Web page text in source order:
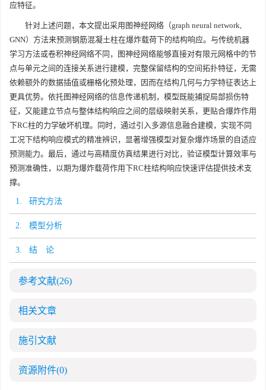
应特征。
针对上述问题，本文提出采用图神经网络（graph neural network,
GNN）方法来预测钢筋混凝土柱在爆炸载荷下的结构响应。与传统机器
学习方法或卷积神经网络不同，图神经网络能够直接对有限元网格中的节
点与单元之间的连接关系进行建模，完整保留结构的空间拓扑特征，无需
依赖额外的数据插值或栅格化预处理，因而在结构几何与力学特征表达上
更具优势。依托图神经网络的信息传递机制，模型既能捕捉局部损伤特
征，又能建立节点与整体结构响应之间的层级映射关系，更贴合爆炸作用
下RC柱的力学破坏机理。同时，通过引入多源信息融合建模，实现不同
工况下结构响应模式的精准辨识，显著增强模型对复杂爆炸场景的自适应
预测能力。最后，通过与高精度仿真结果进行对比，验证模型计算效率与
预测准确性，以期为爆炸载荷作用下RC柱结构响应快速评估提供技术支
撑。
1. 研究方法
2. 模型分析
3. 结 论
参考文献(26)
相关文章
施引文献
资源附件(0)